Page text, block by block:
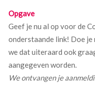
Opgave
Geef je nu al op voor de
onderstaande link! Doe je
we dat uiteraard ook
aangegeven worden.
We ontvangen je